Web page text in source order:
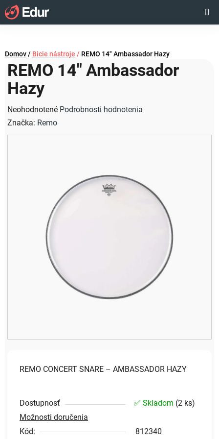
Prejsť
na
obsah
KOŠÍK
Domov/ Bicie nástroje / REMO 14" Ambassador Hazy
REMO CONCERT SNARE – AMBASSADOR HAZY
Dostupnosť ✅ Skladom (2 ks)
Možnosti doručenia
Kód:
812340
REMO 14" Ambassador
Hazy
Priemerné
hodnotenie
produktu
Neohodnotené Podrobnosti hodnotenia
Značka: Remo